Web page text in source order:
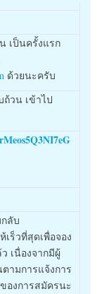
เป็นครั้งแรก
ด้วยนะครับ
วน เข้าไป
ลับ
ร็วที่สุดเพื่อจอง
เนื่องจากมีผู้
ามการแจ้งการ
องการสมัครนะ